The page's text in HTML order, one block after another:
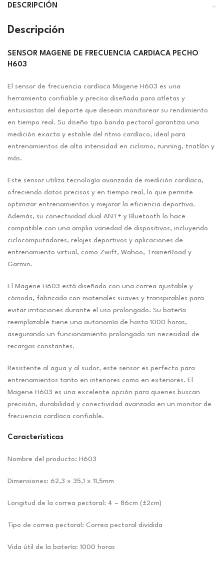
DESCRIPCIÓN
Descripción
SENSOR MAGENE DE FRECUENCIA CARDIACA PECHO
H603
El sensor de frecuencia cardíaca Magene H603 es una
herramienta confiable y precisa diseñada para atletas y
entusiastas del deporte que desean monitorear su rendimiento
en tiempo real. Su diseño tipo banda pectoral garantiza una
medición exacta y estable del ritmo cardíaco, ideal para
entrenamientos de alta intensidad en ciclismo, running, triatlón y
más.
Este sensor utiliza tecnología avanzada de medición cardíaca,
ofreciendo datos precisos y en tiempo real, lo que permite
optimizar entrenamientos y mejorar la eficiencia deportiva.
Además, su conectividad dual ANT+ y Bluetooth lo hace
compatible con una amplia variedad de dispositivos, incluyendo
ciclocomputadores, relojes deportivos y aplicaciones de
entrenamiento virtual, como Zwift, Wahoo, TrainerRoad y
Garmin.
El Magene H603 está diseñado con una correa ajustable y
cómoda, fabricada con materiales suaves y transpirables para
evitar irritaciones durante el uso prolongado. Su batería
reemplazable tiene una autonomía de hasta 1000 horas,
asegurando un funcionamiento prolongado sin necesidad de
recargas constantes.
Resistente al agua y al sudor, este sensor es perfecto para
entrenamientos tanto en interiores como en exteriores. El
Magene H603 es una excelente opción para quienes buscan
precisión, durabilidad y conectividad avanzada en un monitor de
frecuencia cardíaca confiable.
Características
Nombre del producto: H603
Dimensiones: 62,3 x 35,1 x 11,5mm
Longitud de la correa pectoral: 4 – 86cm (±2cm)
Tipo de correa pectoral: Correa pectoral dividida
Vida útil de la batería: 1000 horas